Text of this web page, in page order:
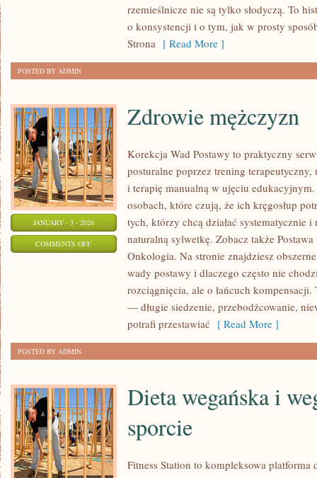
rzemieślnicze nie są tylko słodyczą. To
o konsystencji i o tym, jak w prosty
Strona [ Read More ]
POSTED BY ADMIN
JANUARY - 3 - 2026
COMMENTS OFFON
MĘŻCZYZN
Zdrowie mężczyzn
Korekcja Wad Postawy to praktyczny
posturalne poprzez trening
i terapię manualną w ujęciu edukacyjnym.
osobach, które czują, że ich kręgosłup
tych, którzy chcą działać systematycznie
naturalną sylwetkę. Zobacz także
Onkologia. Na stronie znajdziesz
wady postawy i dlaczego często nie
rozciągnięcia, ale o łańcuch
— długie siedzenie, przebodźcowanie,
potrafi przestawiać [ Read More ]
POSTED BY ADMIN
Dieta wegańska i
sporcie
Fitness Station to kompleksowa platforma